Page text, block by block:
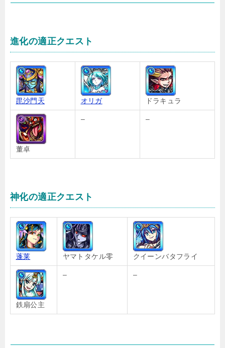
進化の適正クエスト
毘沙門天 オリガ ドラキュラ
董卓
– –
神化の適正クエスト
蓬莱 ヤマトタケル零 クイーンバタフライ
鉄扇公主
– –